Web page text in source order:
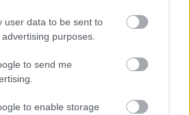
user data to be sent to
purposes.
to send me
to enable storage